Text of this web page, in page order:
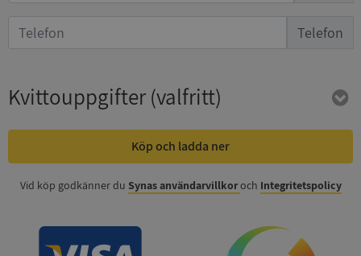
Telefon
Kvittouppgifter(valfritt)
Köp och ladda ner
Vid köp godkänner du Synas användarvillkoroch Integritetspolicy